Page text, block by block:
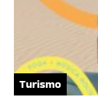
Turismo